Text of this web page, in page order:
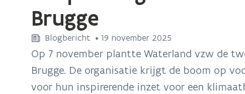
Aanplanting
tweede
Wisselboom
Brugge
Blogbericht • 19 november 2025
Op 7 november plantte Waterland vzw de
Brugge. De organisatie krijgt de boom op
voor hun inspirerende inzet voor een